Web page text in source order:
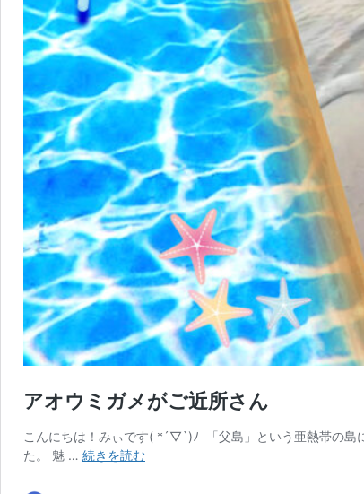
アオウミガメがご近所さん
こんにちは！みぃです( *´▽`)ﾉ 「父島」という亜熱帯の島
た。 魅 … 続きを読むア